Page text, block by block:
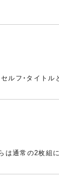
ルフ・タイト
は通常の2枚